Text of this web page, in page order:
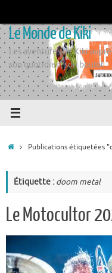
contenu
Le Monde de Kiki
Les aventures de Kiki
son quotidien, son boulot
AccueilPublications étiquetées
Étiquette : doom metal
Le Motocultor